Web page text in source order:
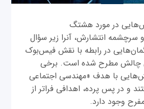
در مورد هشتگ
10YearChallenge و سرچشمه انتشارش، آنرا زیر سؤال
در رابطه با نقش فیس‌بوک
چالش مطرح شده است. برخی
با هدف «مهندسی اجتماعی
و در پس پرده، اهدافی فراتر از
وجود دارد.